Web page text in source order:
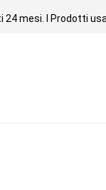
24 mesi. I Prodotti